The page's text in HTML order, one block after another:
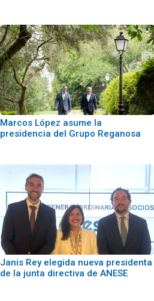
Marcos López asume la
presidencia del Grupo Reganosa
Janis Rey elegida nueva presidenta
de la junta directiva de ANESE